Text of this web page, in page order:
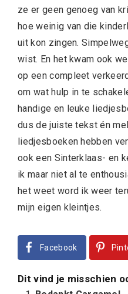
ze er geen genoeg van
hoe weinig van die
uit kon zingen.
wist. En het kwam ook
op een compleet
om wat hulp in te
handige en leuke
dus de juiste tekst én
liedjesboeken hebben
ook een Sinterklaas- en
ik maar niet al te
het weet word ik weer
mijn eigen kleintjes.
Facebook
Dit vind je misschien